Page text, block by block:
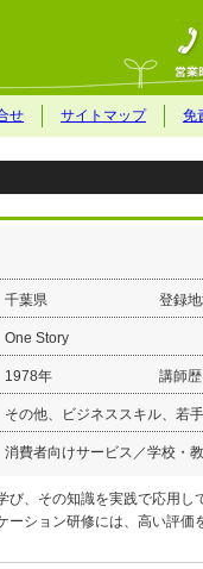
せ サイトマップ 免
千葉県 登録
One Story
1978年 講師歴
その他、ビジネススキル、若
消費者向けサービス／学校・
び、その知識を実践で応用し
ーション研修には、高い評価